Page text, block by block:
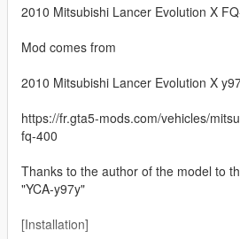
2010 Mitsubishi Lancer Evolution X
Mod comes from
2010 Mitsubishi Lancer Evolution X
https://fr.gta5-mods.com/vehicles/
fq-400
Thanks to the author of the model to
"YCA-y97y"
[Installation]